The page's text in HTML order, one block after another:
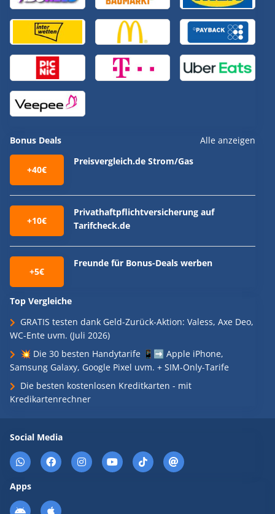
Bonus Deals Alle anzeigen
+40€
Preisvergleich.de Strom/Gas
+10€
Privathaftpflichtversicherung auf
Tarifcheck.de
+5€
Freunde für Bonus-Deals werben
Top Vergleiche
GRATIS testen dank Geld-Zurück-Aktion: Valess, Axe Deo,
WC-Ente uvm. (Juli 2026)
💥 Die 30 besten Handytarife 📱➡️ Apple iPhone,
Samsung Galaxy, Google Pixel uvm. + SIM-Only-Tarife
Die besten kostenlosen Kreditkarten - mit
Kredikartenrechner
Social Media
Apps